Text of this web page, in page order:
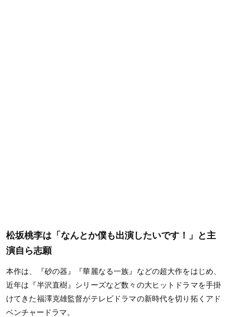
松坂桃李は「なんとか僕も出演したいです！」と主
演自ら志願
本作は、『砂の器』『華麗なる一族』などの超大作をはじめ、
近年は『半沢直樹』シリーズなど数々の大ヒットドラマを手掛
けてきた福澤克雄監督がテレビドラマの新時代を切り拓くアド
ベンチャードラマ。